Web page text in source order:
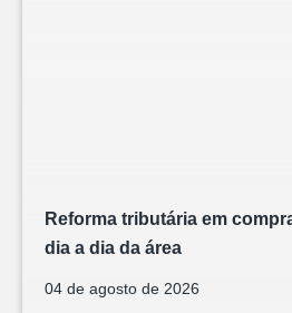
Reforma tributária em
dia a dia da área
04 de agosto de 2026